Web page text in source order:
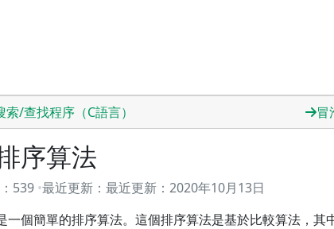
索/查找程序（C語言） 冒
序算法
539 最近更新： 最近更新： 2020年10月13日
一個簡單的排序算法。這個排序算法是基於比較算法，其